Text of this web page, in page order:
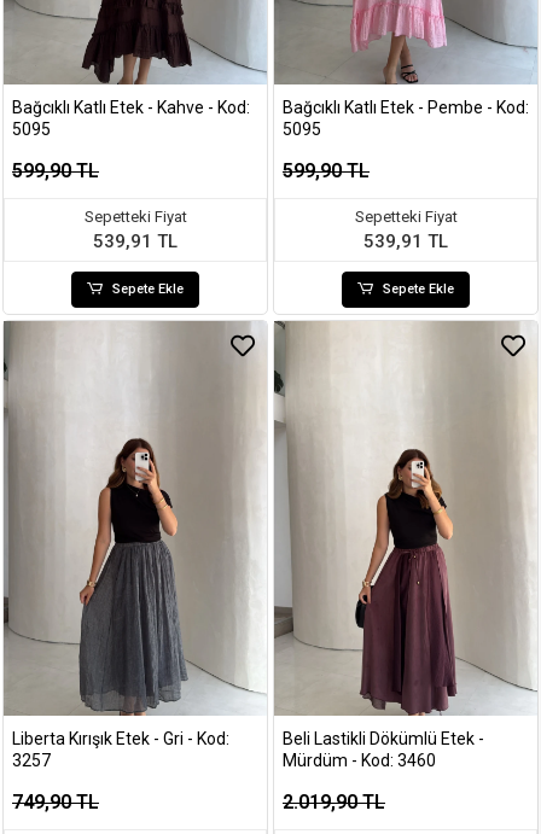
Bağcıklı Katlı Etek - Kahve - Kod:
5095
599,90 TL
Sepetteki Fiyat
539,91 TL
Sepete Ekle
Bağcıklı Katlı Etek - Pembe - Kod:
5095
599,90 TL
Sepetteki Fiyat
539,91 TL
Sepete Ekle
Liberta Kırışık Etek - Gri - Kod:
3257
749,90 TL
Beli Lastikli Dökümlü Etek -
Mürdüm - Kod: 3460
2.019,90 TL